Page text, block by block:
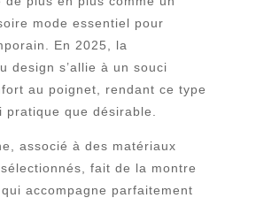
mode essentiel pour
En 2025, la
design s’allie à un souci
au poignet, rendant ce type
pratique que désirable.
associé à des matériaux
fait de la montre
accompagne parfaitement